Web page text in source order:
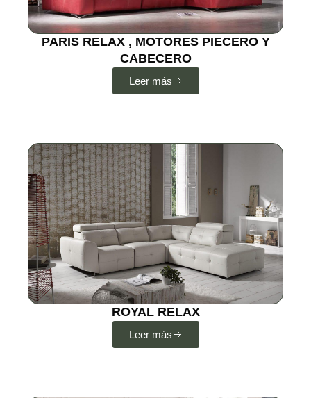
PARIS RELAX , MOTORES PIECERO Y
CABECERO
Leer más
ROYAL RELAX
Leer más